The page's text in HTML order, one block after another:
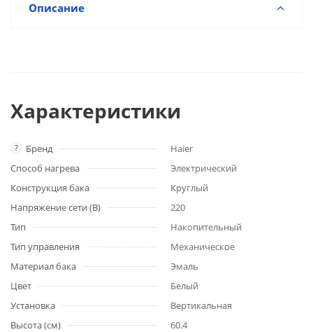
Описание
Характеристики
? Бренд
Haier
Способ нагрева
Электрический
Конструкция бака
Круглый
Напряжение сети (В)
220
Тип
Накопительный
Тип управления
Механическое
Материал бака
Эмаль
Цвет
Белый
Установка
Вертикальная
Высота (см)
60.4